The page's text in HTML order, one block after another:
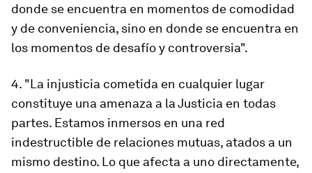
donde se encuentra en momentos de comodidad
y de conveniencia, sino en donde se encuentra en
los momentos de desafío y controversia".
4. "La injusticia cometida en cualquier lugar
constituye una amenaza a la Justicia en todas
partes. Estamos inmersos en una red
indestructible de relaciones mutuas, atados a un
mismo destino. Lo que afecta a uno directamente,